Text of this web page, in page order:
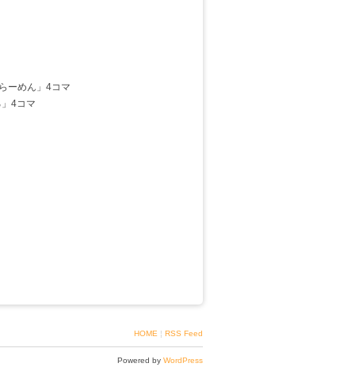
ーめん」4コマ
」4コマ
HOME ¦ RSS Feed
Powered by WordPress